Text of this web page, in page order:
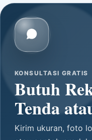
KONSULTASI GRATIS
Butuh
Tenda
Kirim ukuran, foto